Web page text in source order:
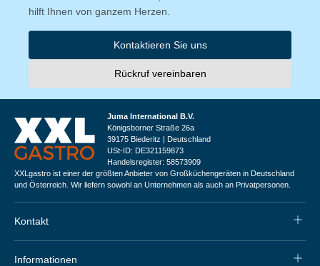
hilft Ihnen von ganzem Herzen.
Kontaktieren Sie uns
Rückruf vereinbaren
Juma International B.V.
Königsborner Straße 26a
39175 Biederitz | Deutschland
USt-ID: DE321159873
Handelsregister: 58573909
XXLgastro ist einer der größten Anbieter von Großküchengeräten in Deutschland
und Österreich. Wir liefern sowohl an Unternehmen als auch an Privatpersonen.
Kontakt
Informationen